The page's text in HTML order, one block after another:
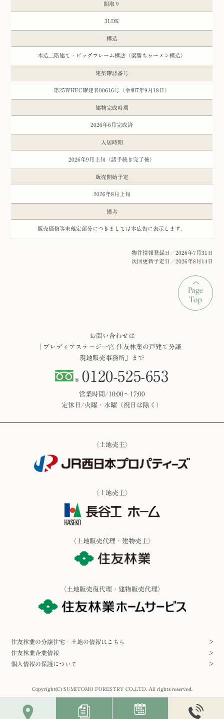
間取り
3LDK
構造
木造二階建て・ビッグフレーム構法（梁勝ちラーメン構造）
建築確認番号
第25WHEC確建名00616号（令和7年9月18日）
建物完成時期
2026年6月完成済
入居時期
2026年9月上旬（諸手続き完了後）
販売開始予定
2026年8月上旬
備考
販売価格等未確定部分につきましては本広告に表示します。
物件情報登録日／2026年7月31日
次回更新予定日／2026年8月14日
お問い合わせは
「プレディアステージ一宮 住友林業の戸建て分譲
現地販売事務所」まで
0120-525-653
営業時間/10:00～17:00
定休日/火曜・水曜（祝日は除く）
〈土地売主〉
〈土地売主〉
〈土地販売代理・建物売主〉
〈土地販売復代理・建物販売代理〉
住友林業の分譲住宅・土地の情報はこちら
住友林業企業情報
個人情報の保護について
Copyright(C) SUMITOMO FORESTRY CO.,LTD. All rights reserved.